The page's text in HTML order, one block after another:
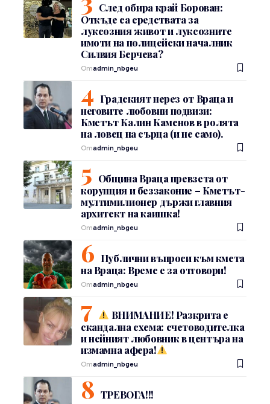
След обира край Борован:
Откъде са средствата за
луксозния живот и луксозните
имоти на полицейски началник
Силвия Берчева?
Отadmin_nbgeu
Градският нерез от Враца и
неговите любовни подвизи:
Кметът Калин Каменов в ролята
на ловец на сърца (и не само).
Отadmin_nbgeu
Община Враца превзета от
корупция и беззаконие – Кметът-
мултимилионер държи главния
архитект на каишка!
Отadmin_nbgeu
Публични въпроси към кмета
на Враца: Време е за отговори!
Отadmin_nbgeu
ВНИМАНИЕ! Разкрита е
скандална схема: счетоводителка
и нейният любовник в центъра на
измамна афера!
Отadmin_nbgeu
ТРЕВОГА!!!